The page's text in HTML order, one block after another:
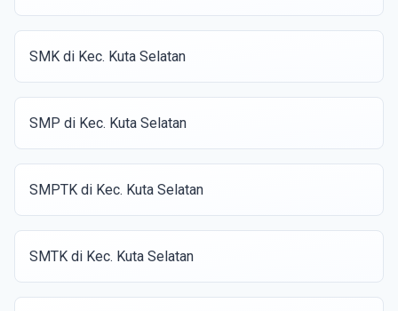
SMK di Kec. Kuta Selatan
SMP di Kec. Kuta Selatan
SMPTK di Kec. Kuta Selatan
SMTK di Kec. Kuta Selatan